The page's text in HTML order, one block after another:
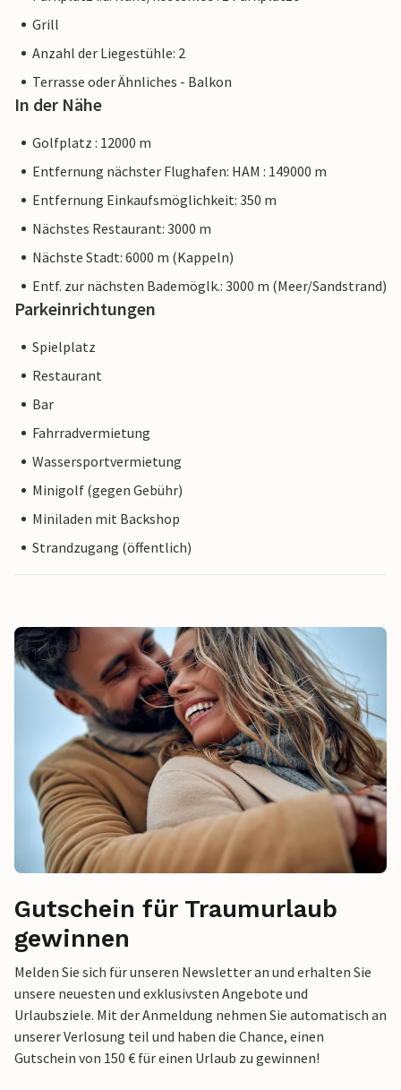
Grill
Anzahl der Liegestühle: 2
Terrasse oder Ähnliches - Balkon
In der Nähe
Golfplatz : 12000 m
Entfernung nächster Flughafen: HAM : 149000 m
Entfernung Einkaufsmöglichkeit: 350 m
Nächstes Restaurant: 3000 m
Nächste Stadt: 6000 m (Kappeln)
Entf. zur nächsten Bademöglk.: 3000 m (Meer/Sandstrand)
Parkeinrichtungen
Spielplatz
Restaurant
Bar
Fahrradvermietung
Wassersportvermietung
Minigolf (gegen Gebühr)
Miniladen mit Backshop
Strandzugang (öffentlich)
Gutschein für Traumurlaub
gewinnen
Melden Sie sich für unseren Newsletter an und erhalten Sie
unsere neuesten und exklusivsten Angebote und
Urlaubsziele. Mit der Anmeldung nehmen Sie automatisch an
unserer Verlosung teil und haben die Chance, einen
Gutschein von 150 € für einen Urlaub zu gewinnen!